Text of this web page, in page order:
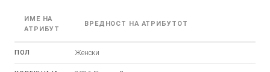
ИМЕ НА
АТРИБУТ
ВРЕДНОСТ НА АТРИБУТОТ
ПОЛ Женски